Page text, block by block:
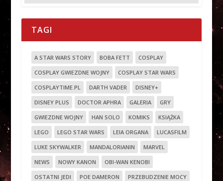
TAGI
A STAR WARS STORY BOBA FETT
COSPLAY
COSPLAY GWIEZDNE WOJNY
COSPLAY STAR WARS
COSPLAYTIME.PL
DARTH VADER
DISNEY+
DISNEY PLUS
DOCTOR APHRA GALERIA
GRY
GWIEZDNE WOJNY
HAN SOLO KOMIKS
KSIĄŻKA
LEGO
LEGO STAR WARS LEIA ORGANA
LUCASFILM
LUKE SKYWALKER
MANDALORIANIN
MARVEL
NEWS
NOWY KANON
OBI-WAN KENOBI
OSTATNI JEDI
POE DAMERON
PRZEBUDZENIE MOCY